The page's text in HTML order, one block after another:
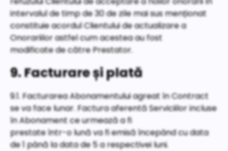
intervalul de timp de 30 de zile mai sus menționat
constituie acordul Clientului de actualizare a
Onorariilor astfel cum acestea au fost
modificate de către Prestator.
9. Facturare și plată
9.1. Facturarea Abonamentului agreat în Contract
se va face lunar. Factura aferentă Serviciilor incluse
în Abonament ce urmează a fi
prestate într-o lună va fi emisă începând cu data
de 1 până la data de 5 a respectivei luni.